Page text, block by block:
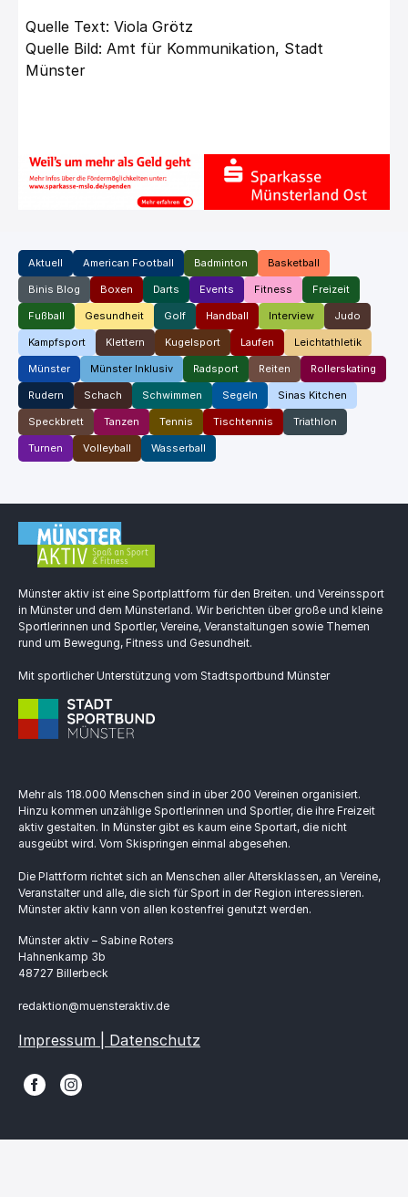
Quelle Text: Viola Grötz
Quelle Bild: Amt für Kommunikation, Stadt
Münster
Aktuell American Football Badminton Basketball
Binis Blog Boxen Darts Events Fitness Freizeit
Fußball Gesundheit Golf Handball Interview Judo
Kampfsport Klettern Kugelsport Laufen Leichtathletik
Münster Münster Inklusiv Radsport Reiten Rollerskating
Rudern Schach Schwimmen Segeln Sinas Kitchen
Speckbrett Tanzen Tennis Tischtennis Triathlon
Turnen Volleyball Wasserball
Münster aktiv ist eine Sportplattform für den Breiten. und Vereinssport
in Münster und dem Münsterland. Wir berichten über große und kleine
Sportlerinnen und Sportler, Vereine, Veranstaltungen sowie Themen
rund um Bewegung, Fitness und Gesundheit.
Mit sportlicher Unterstützung vom Stadtsportbund Münster
Mehr als 118.000 Menschen sind in über 200 Vereinen organisiert.
Hinzu kommen unzählige Sportlerinnen und Sportler, die ihre Freizeit
aktiv gestalten. In Münster gibt es kaum eine Sportart, die nicht
ausgeübt wird. Vom Skispringen einmal abgesehen.
Die Plattform richtet sich an Menschen aller Altersklassen, an Vereine,
Veranstalter und alle, die sich für Sport in der Region interessieren.
Münster aktiv kann von allen kostenfrei genutzt werden.
Münster aktiv – Sabine Roters
Hahnenkamp 3b
48727 Billerbeck
redaktion@muensteraktiv.de
Impressum | Datenschutz